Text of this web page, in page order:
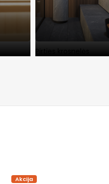
Pirties krosnelės
Akcija